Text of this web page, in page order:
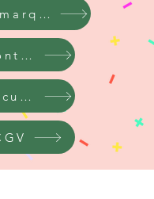
Les marques
Contact
Accueil